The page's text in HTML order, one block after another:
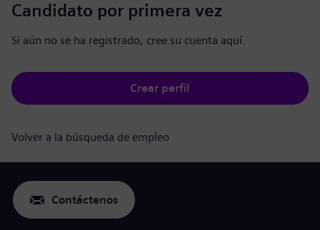
Candidato por primera vez
Si aún no se ha registrado, cree su cuenta aquí.
Crear perfil
Volver a la búsqueda de empleo
Contáctenos